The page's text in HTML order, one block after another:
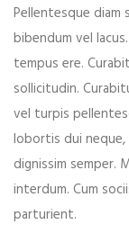
Pellentesque
bibendum vel
tempus ere.
sollicitudin.
vel turpis
lobortis dui neque,
dignissim semper.
interdum. Cum
parturient.